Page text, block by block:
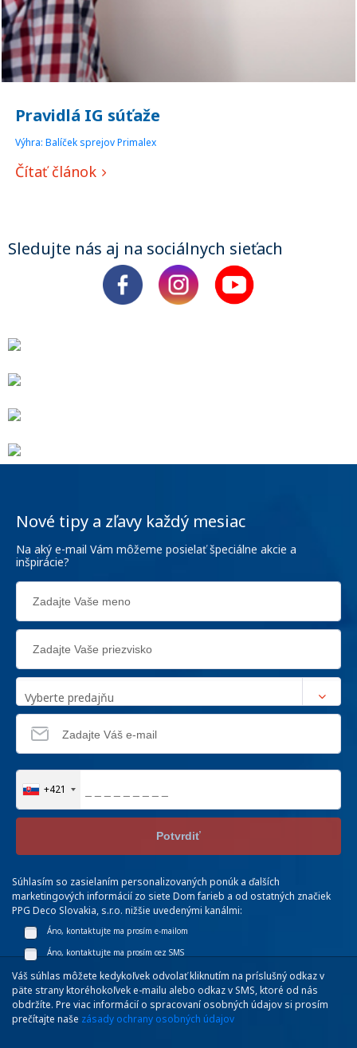
Pravidlá IG súťaže
Výhra: Balíček sprejov Primalex
Čítať článok
Sledujte nás aj na sociálnych sieťach
Nové tipy a zľavy každý mesiac
Na aký e-mail Vám môžeme posielať špeciálne akcie a
inšpirácie?
Vyberte predajňu
+421
Potvrdiť
Súhlasím so zasielaním personalizovaných ponúk a ďalších
marketingových informácií zo siete Dom farieb a od ostatných značiek
PPG Deco Slovakia, s.r.o. nižšie uvedenými kanálmi:
Áno, kontaktujte ma prosím e-mailom
Áno, kontaktujte ma prosím cez SMS
Váš súhlas môžete kedykoľvek odvolať kliknutím na príslušný odkaz v
päte strany ktoréhokoľvek e-mailu alebo odkaz v SMS, ktoré od nás
obdržíte. Pre viac informácií o spracovaní osobných údajov si prosím
prečítajte naše zásady ochrany osobných údajov